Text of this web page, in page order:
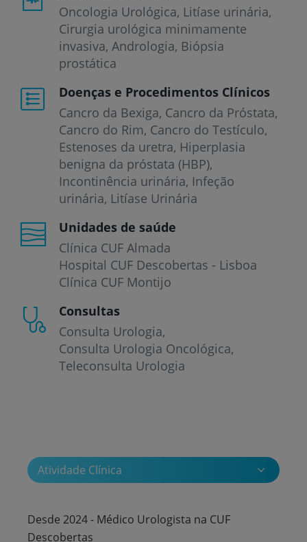
Oncologia Urológica, Litíase urinária,
Cirurgia urológica minimamente
invasiva, Andrologia, Biópsia
prostática
Doenças e Procedimentos Clínicos
Cancro da Bexiga Cancro da Próstata
Cancro do Rim Cancro do Testículo
Estenoses da uretra Hiperplasia
benigna da próstata (HBP)
Incontinência urinária Infeção
urinária Litíase Urinária
Unidades de saúde
Clínica CUF Almada
Hospital CUF Descobertas - Lisboa
Clínica CUF Montijo
Consultas
Consulta Urologia
Consulta Urologia Oncológica
Teleconsulta Urologia
Atividade Clínica
Desde 2024 - Médico Urologista na CUF
Descobertas